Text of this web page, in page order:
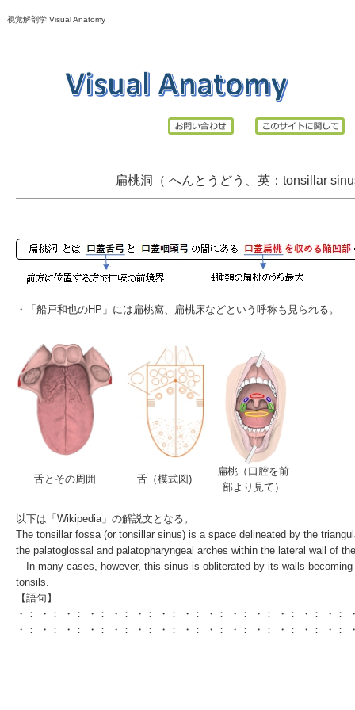
視覚解剖学 Visual Anatomy
扁桃洞（ へんとうどう、英：tonsillar
・「船戸和也のHP」には扁桃窩、 扁桃床などという呼称も見られる。
舌とその周囲 舌（模式図)
扁桃（口腔を前
部より見て）
以下は「 Wikipedia」の解説文となる。
The tonsillar fossa(or tonsillar sinus) is a space delineated by the
the palatoglossal and palatopharyngeal arches within the lateral wall of
In many cases, however, this sinus is obliterated by its walls
tonsils.
【語句】
・： ・： ・： ・： ・： ・： ・： ・： ・： ・： ・： ・： ・： ・：
・： ・： ・： ・： ・： ・： ・： ・： ・： ・： ・： ・： ・： ・：